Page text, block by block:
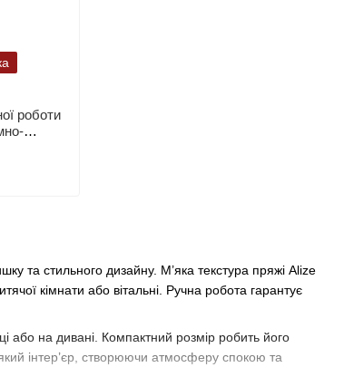
та стильного дизайну. М’яка текстура пряжі Alize
кімнати або вітальні. Ручна робота гарантує
або на дивані. Компактний розмір робить його
інтер’єр, створюючи атмосферу спокою та
роботи